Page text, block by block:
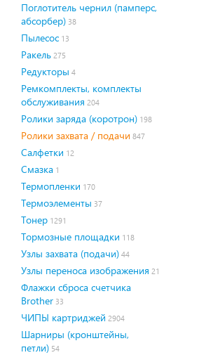
Поглотитель чернил (памперс,
абсорбер) 38
Пылесос 13
Ракель 275
Редукторы 4
Ремкомплекты, комплекты
обслуживания 204
Ролики заряда (коротрон) 198
Ролики захвата / подачи 847
Салфетки 12
Смазка 1
Термопленки 170
Термоэлементы 37
Тонер 1291
Тормозные площадки 118
Узлы захвата (подачи) 44
Узлы переноса изображения 21
Флажки сброса счетчика
Brother 33
ЧИПЫ картриджей 2904
Шарниры (кронштейны,
петли) 54